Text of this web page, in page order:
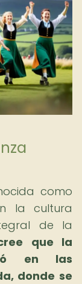
como
la cultura
de la
que la
en las
donde se